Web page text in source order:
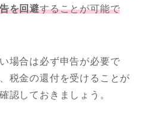
を回避することが可能で
場合は必ず申告が必要で
税金の還付を受けることが
認しておきましょう。